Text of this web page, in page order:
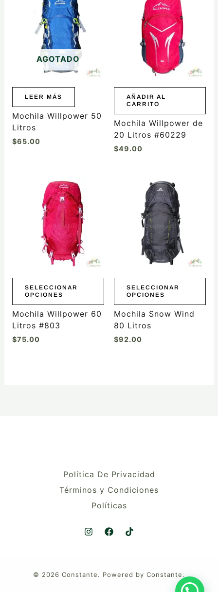
AGOTADO
LEER MÁS
Mochila Willpower 50
Litros
$65.00
AÑADIR AL
CARRITO
Mochila Willpower de
20 Litros #60229
$49.00
SELECCIONAR
OPCIONES
producto
múltiples
variantes.
opciones
elegir
la
página
producto
Mochila Willpower 60
Litros #803
$75.00
SELECCIONAR
OPCIONES
producto
múltiples
variantes.
opciones
elegir
la
página
producto
Mochila Snow Wind
80 Litros
$92.00
Política De Privacidad
Términos y Condiciones
Políticas
© 2026 Constante. Powered by Constante.